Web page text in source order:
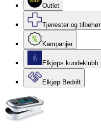
Outlet
Tjenester og tilbehør
Kampanjer
Elkjøps kundeklubb
Elkjøp Bedrift